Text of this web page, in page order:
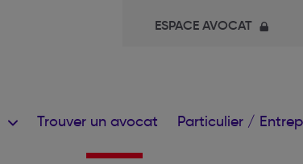
ESPACE AVOCAT
Trouver un avocat Particulier /